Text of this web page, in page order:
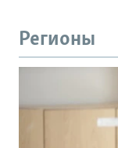
Регионы